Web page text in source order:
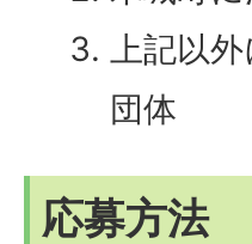
上記以
団体
応募方法